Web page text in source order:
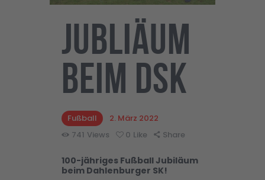
Jubliäum
beim DSK
Fußball
2. März 2022
741 Views 0 Like Share
100-jähriges Fußball Jubiläum
beim Dahlenburger SK!